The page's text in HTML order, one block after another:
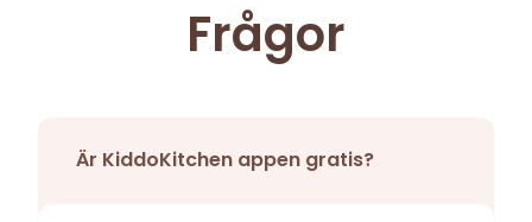
Frågor
Är KiddoKitchen appen gratis?